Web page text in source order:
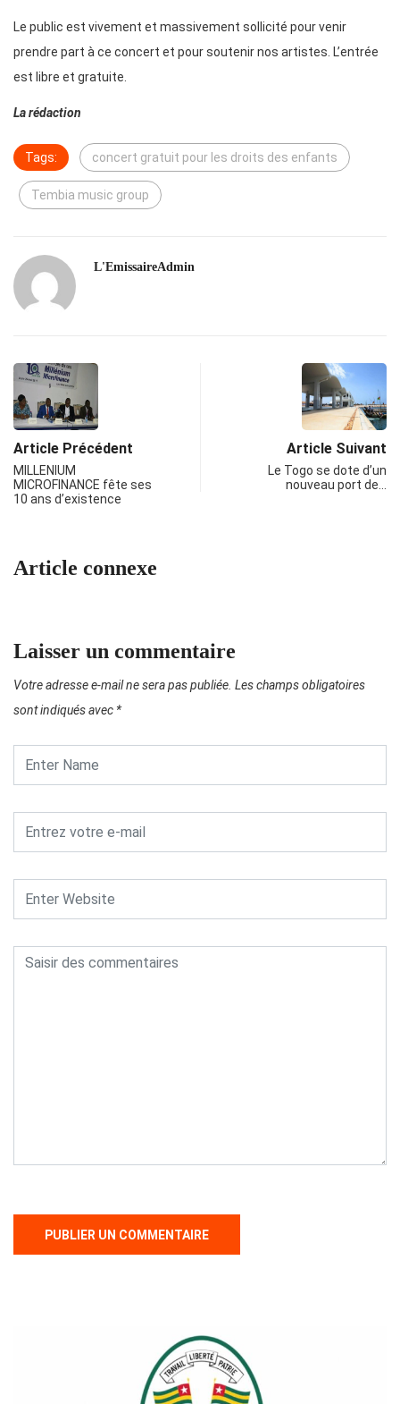
Le public est vivement et massivement sollicité pour venir
prendre part à ce concert et pour soutenir nos artistes. L’entrée
est libre et gratuite.
La rédaction
Tags: concert gratuit pour les droits des enfants
Tembia music group
L'EmissaireAdmin
Article Précédent
MILLENIUM
MICROFINANCE fête ses
10 ans d’existence
Article Suivant
Le Togo se dote d’un
nouveau port de…
Article connexe
Laisser un commentaire
Votre adresse e-mail ne sera pas publiée. Les champs obligatoires
sont indiqués avec *